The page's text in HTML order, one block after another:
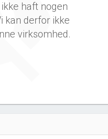
haft nogen
kan derfor ikke
virksomhed.